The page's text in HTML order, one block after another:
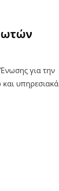
για την
υπηρεσιακά